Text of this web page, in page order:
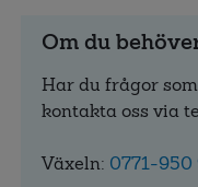
Om du
Har du frågor
kontakta oss via
Växeln: 0771-950